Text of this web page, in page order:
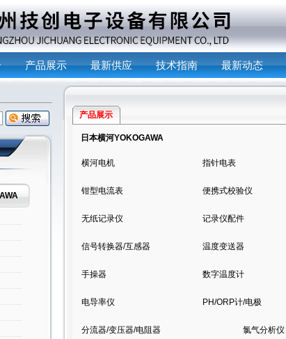
产品展示 最新供应 技术指南 最新动态
产品展示
日本横河YOKOGAWA
横河电机 指针电表
钳型电流表 便携式校验仪
无纸记录仪 记录仪配件
信号转换器/互感器 温度变送器
手操器 数字温度计
电导率仪 PH/ORP计/电极
分流器/变压器/电阻器 氯气分析仪